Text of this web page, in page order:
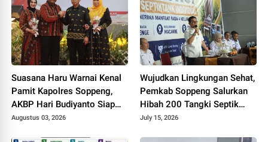
Suasana Haru Warnai Kenal
Pamit Kapolres Soppeng,
AKBP Hari Budiyanto Siap
Lanjutkan Sinergi untuk
Augustus 03, 2026
Wujudkan Lingkungan Sehat,
Pemkab Soppeng Salurkan
Hibah 200 Tangki Septik
untuk Warga
July 15, 2026